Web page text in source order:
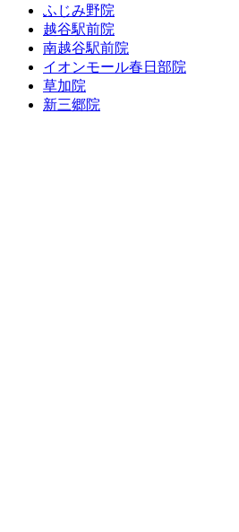
ふじみ野院
越谷駅前院
南越谷駅前院
イオンモール春日部院
草加院
新三郷院